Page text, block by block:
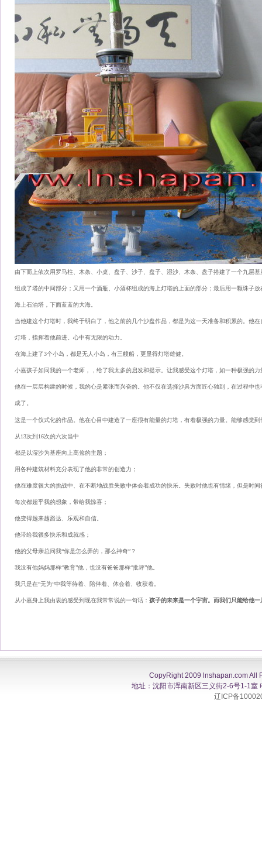
由下而上依次用罗马柱、木条、小桌、盘子、沙子、盘子、湿沙、木条、盘子搭建了一个九层
组成了塔的中间部分；又用一个酒瓶、小酒杯组成的海上灯塔的上面的部分；最后用一颗珠子
海上石油塔，下面蓝蓝的大海。
当他建这个灯塔时，我终于明白了，他之前的几个沙盘作品，都是为这一天准备和积累的。他
灯塔，指挥着他前进。心中有无限的动力。
在海上建了3个小岛，都是无人小岛，有三艘船，更显得灯塔雄健。
小嘉孩子如同我的一个老师，，给了我太多的启发和提示。让我感受这个灯塔，如一种极强的力
他在一层层构建的时候，我的心是紧张而兴奋的。他不仅在选择沙具方面匠心独到，在过程中
成了。
这是一个仪式化的作品。他在心目中建造了一座很有能量的灯塔，有着极强的力量。能够感觉
从13次到16次的六次当中
都是以湿沙为基座向上高耸的主题；
用各种建筑材料充分表现了他的非常的创造力；
他在难度很大的挑战中、在不断地战胜失败中体会着成功的快乐。失败时他也有情绪，但是时
每次都超乎我的想象，带给我惊喜；
他变得越来越豁达、乐观和自信。
他带给我很多快乐和成就感；
他的父母亲总问我“你是怎么弄的，那么神奇”？
我没有他妈妈那样“教育”他，也没有爸爸那样“批评”他。
我只是在“无为”中我等待着、陪伴着、体会着、收获着。
从小嘉身上我由衷的感受到现在我常常说的一句话： 孩子的未来是一个宇宙。而我们只能给他一
CopyRight 2009 lnshapan.com All
地址：沈阳市浑南新区三义街2-6号1-1
辽ICP备